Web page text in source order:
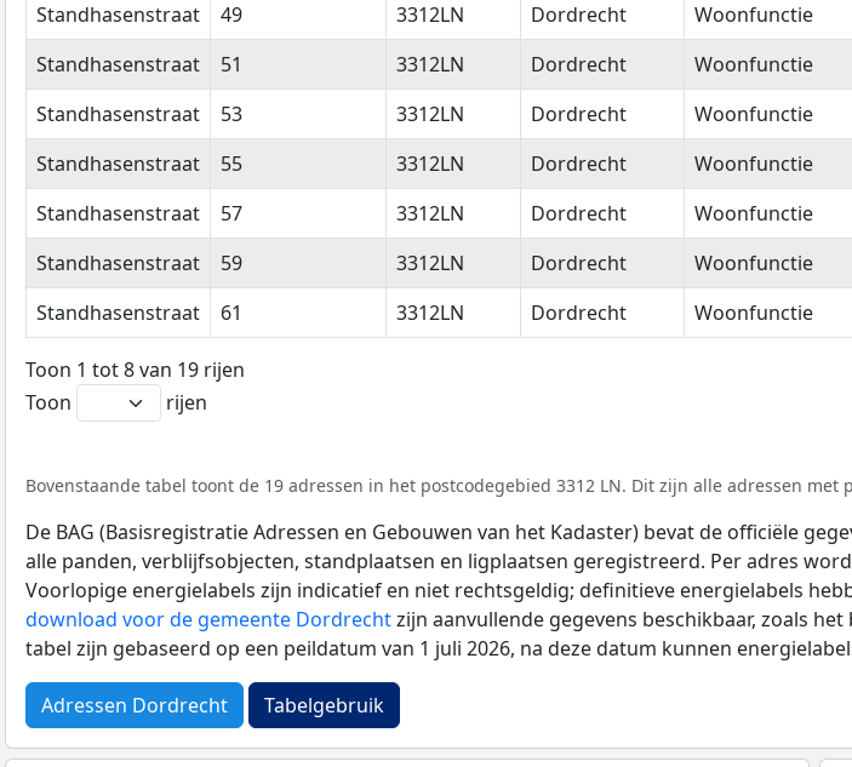
Standhasenstraat
49 3312LN Dordrecht Woonfunctie
Standhasenstraat
51 3312LN Dordrecht Woonfunctie
Standhasenstraat
53 3312LN Dordrecht Woonfunctie
Standhasenstraat
55 3312LN Dordrecht Woonfunctie
Standhasenstraat
57 3312LN Dordrecht Woonfunctie
Standhasenstraat
59 3312LN Dordrecht Woonfunctie
Standhasenstraat
61 3312LN Dordrecht Woonfunctie
Toon 1 tot 8 van 19 rijen
Toon
rijen
Bovenstaande tabel toont de 19 adressen in het postcodegebied 3312 LN. Dit zijn alle adressen met
De BAG (Basisregistratie Adressen en Gebouwen van het Kadaster) bevat de officiële
alle panden, verblijfsobjecten, standplaatsen en ligplaatsen geregistreerd. Per adres
Voorlopige energielabels zijn indicatief en niet rechtsgeldig; definitieve energielabels
download voor de gemeente Dordrechtzijn aanvullende gegevens beschikbaar, zoals
tabel zijn gebaseerd op een peildatum van 1 juli 2026, na deze datum kunnen
Adressen Dordrecht Tabelgebruik